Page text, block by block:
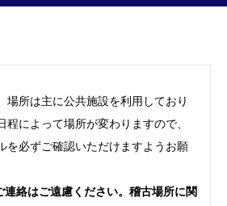
場所は主に公共施設を利用しており
程によって場所が変わりますので、
を必ずご確認いただけますようお願
絡はご遠慮ください。稽古場所に関